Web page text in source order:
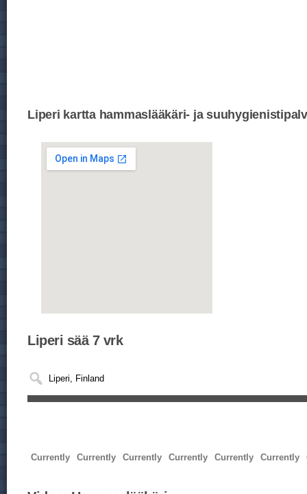
Liperi kartta hammaslääkäri- ja
Liperi sää 7 vrk
Currently Currently Currently Currently Currently Currently